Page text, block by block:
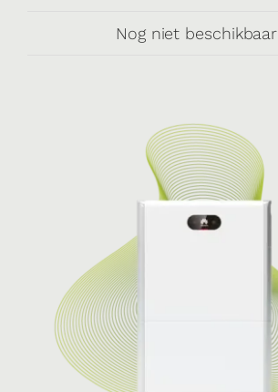
Nog niet beschikbaar